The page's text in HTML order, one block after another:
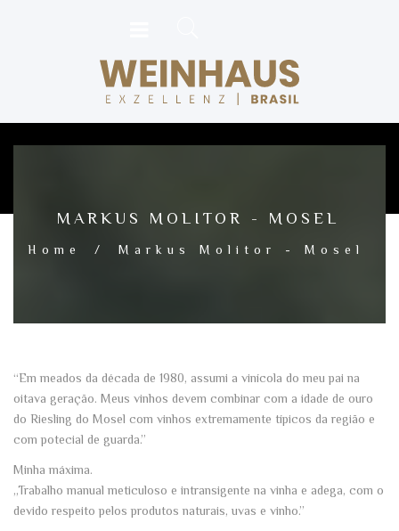
MARKUS MOLITOR - MOSEL
Home / Markus Molitor - Mosel
“Em meados da década de 1980, assumi a vinícola do meu pai na
oitava geração. Meus vinhos devem combinar com a idade de ouro
do Riesling do Mosel com vinhos extremamente típicos da região e
com potecial de guarda.”
Minha máxima.
„Trabalho manual meticuloso e intransigente na vinha e adega, com o
devido respeito pelos produtos naturais, uvas e vinho.”